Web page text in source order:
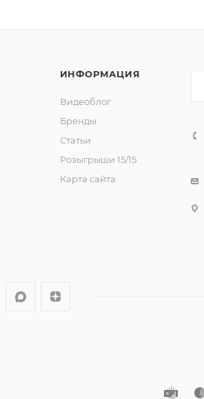
ИНФОРМАЦИЯ
Видеоблог
Бренды
Статьи
Розыгрыши 15/15
Карта сайта